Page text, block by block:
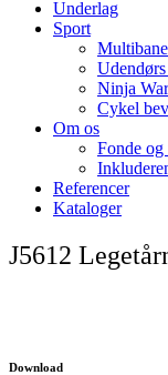
Underlag
Sport
Ninja
Cykel
Om os
Fonde
Referencer
Kataloger
J5612
Download